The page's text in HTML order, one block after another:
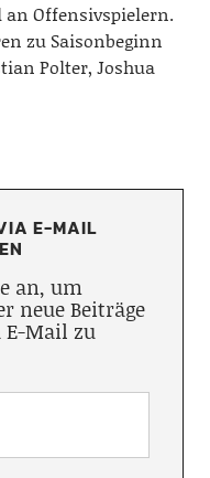
Offensivspielern.
zu Saisonbeginn
Polter, Joshua
E-MAIL
an, um
neue Beiträge
E-Mail zu